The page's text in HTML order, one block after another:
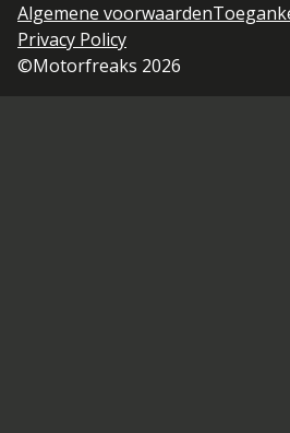
Algemene voorwaarden
Privacy Policy
©Motorfreaks 2026